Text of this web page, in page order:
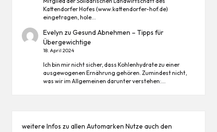
Kattendorfer Hofes (www.kattendorfer-hof.de)
eingetragen, hole…
Evelyn zuGesund Abnehmen – Tipps für
Übergewichtige
18. April 2024
Ich bin mir nicht sicher, dass Kohlenhydrate zu einer
ausgewogenen Ernährung gehören. Zumindest nicht,
was wir im Allgemeinen darunter verstehen:…
weitere Infos zu allen Automarken Nutze auch den